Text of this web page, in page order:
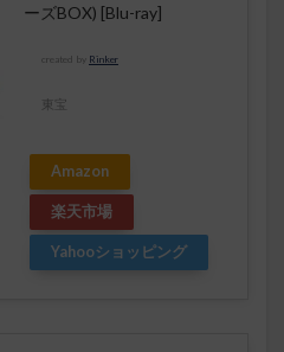
ーズBOX) [Blu-ray]
created by Rinker
東宝
Amazon
楽天市場
Yahooショッピング